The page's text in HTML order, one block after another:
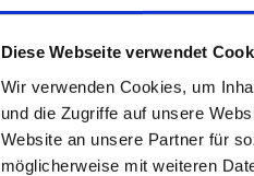
Diese Webseite verwendet
Wir verwenden Cookies, um
und die Zugriffe auf unsere
Website an unsere Partner für
möglicherweise mit weiteren